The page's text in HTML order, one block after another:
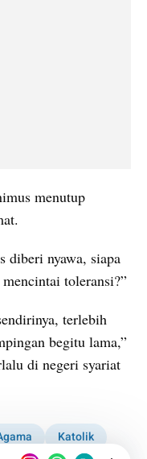
menutup
diberi nyawa, siapa
toleransi?”
terlebih
begitu lama,”
di negeri syariat
Katolik